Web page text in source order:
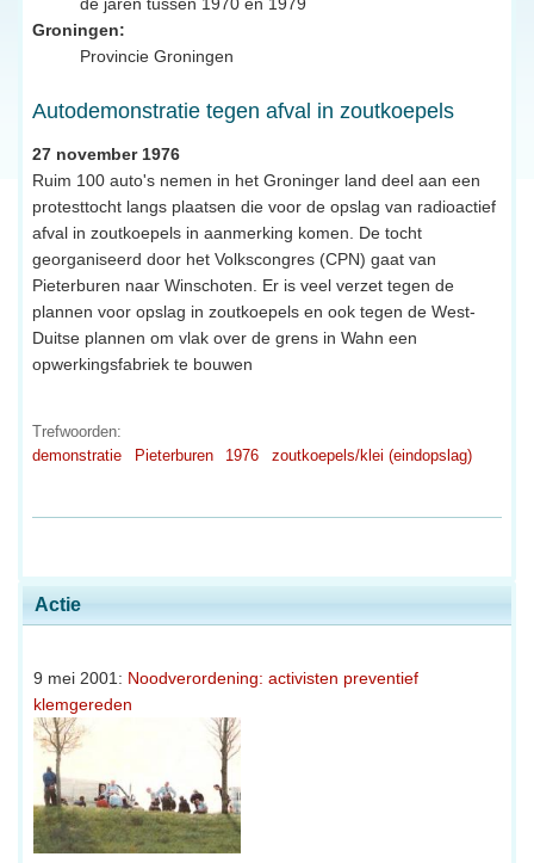
Actie
9 mei 2001: Noodverordening: activisten preventief
klemgereden
Groningen:
Provincie Groningen
Autodemonstratie tegen afval in zoutkoepels
27 november 1976
Ruim 100 auto's nemen in het Groninger land deel aan een
protesttocht langs plaatsen die voor de opslag van radioactief
afval in zoutkoepels in aanmerking komen. De tocht
georganiseerd door het Volkscongres (CPN) gaat van
Pieterburen naar Winschoten. Er is veel verzet tegen de
plannen voor opslag in zoutkoepels en ook tegen de West-
Duitse plannen om vlak over de grens in Wahn een
opwerkingsfabriek te bouwen
Trefwoorden:
demonstratie
Pieterburen 1976 zoutkoepels/klei (eindopslag)